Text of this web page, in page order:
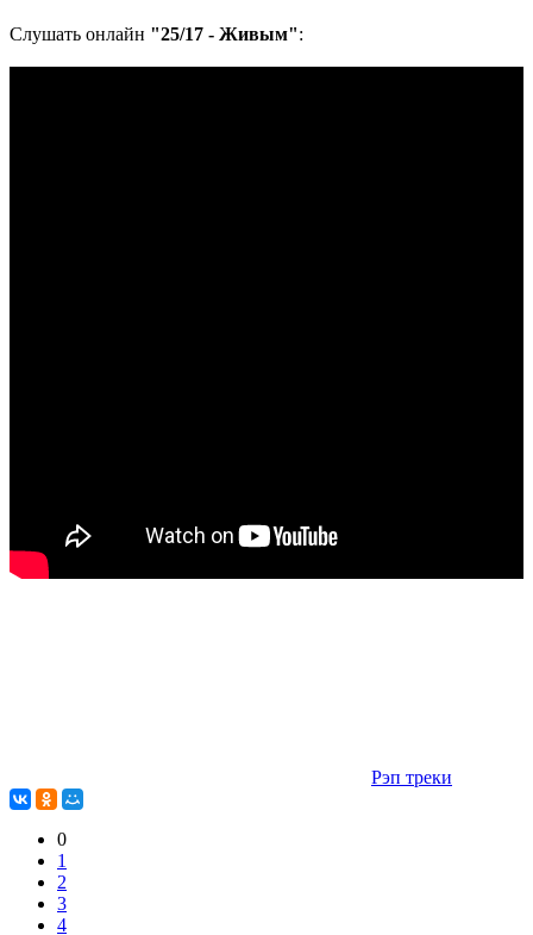
Слушать онлайн "25/17 - Живым":
Рэп треки
0
1
2
3
4